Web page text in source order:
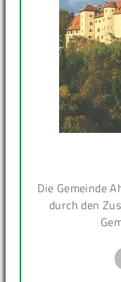
Die Gemeinde
durch den